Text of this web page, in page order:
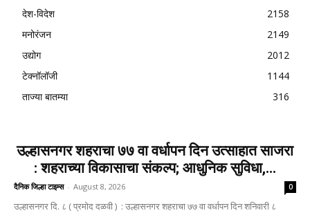
देश-विदेश
2158
मनोरंजन
2149
उद्योग
2012
टेक्नॉलॉजी
1144
ताज्या बातम्या
316
उल्हासनगर शहराचा ७७ वा वर्धापन दिन उत्साहात साजरा
: शहराच्या विकासाचा संकल्प; आधुनिक सुविधा,...
दैनिक जिल्हा टाइम्स - August 8, 2026 0
उल्हासनगर दि. ८ ( प्रमोद दळवी ) : उल्हासनगर शहराचा ७७ वा वर्धापन दिन शनिवारी ८